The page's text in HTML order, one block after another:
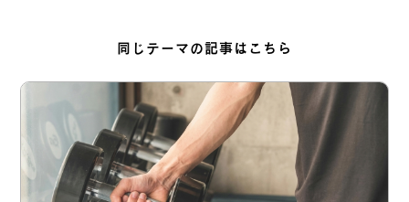
同じテーマの記事はこちら